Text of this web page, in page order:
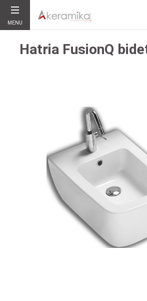
MENU
Hatria FusionQ